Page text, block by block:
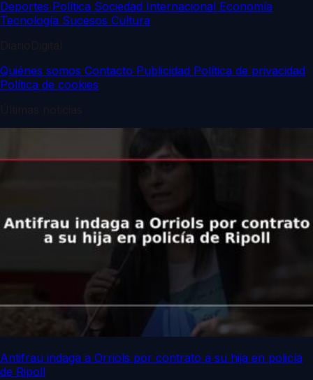
Deportes Política Sociedad Internacional Economía
Tecnología Sucesos Cultura
Quiénes somos Contacto Publicidad Política de privacidad
Política de cookies
Antifrau indaga a Orriols por contrato a su hija en policía
de Ripoll